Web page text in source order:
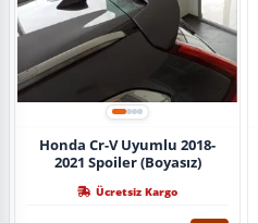
Honda Cr-V Uyumlu 2018-
2021 Spoiler (Boyasız)
Ücretsiz Kargo